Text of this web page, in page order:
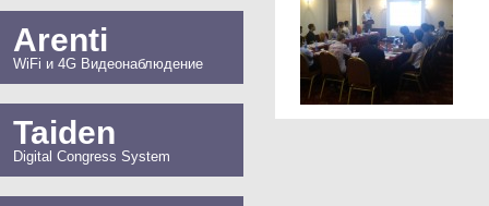
Arenti
WiFi и 4G Видеонаблюдение
Taiden
Digital Congress System